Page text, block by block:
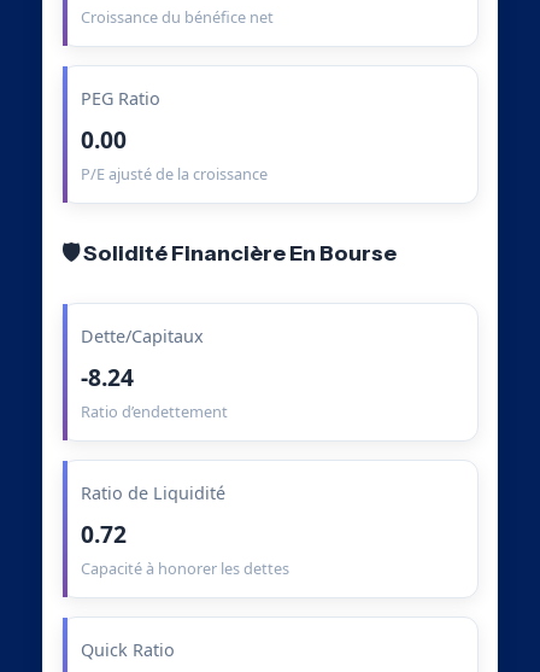
Croissance du bénéfice net
PEG Ratio
0.00
P/E ajusté de la croissance
🛡️ Solidité Financière En Bourse
Dette/Capitaux
-8.24
Ratio d’endettement
Ratio de Liquidité
0.72
Capacité à honorer les dettes
Quick Ratio